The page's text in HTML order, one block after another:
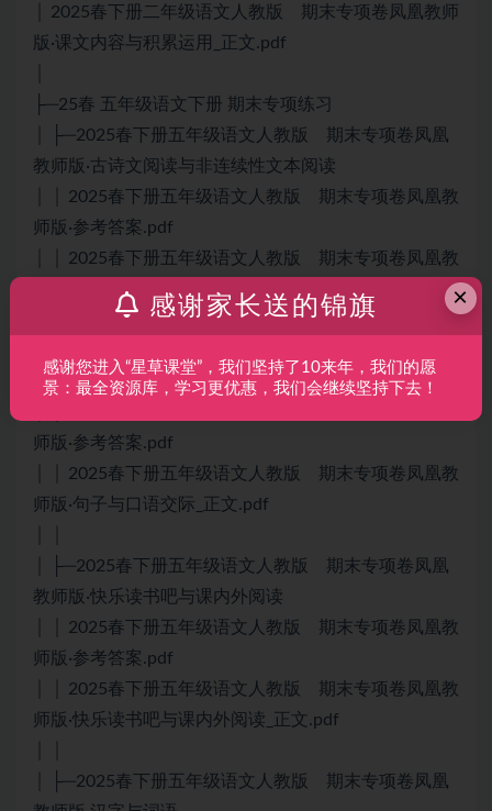
│ 2025春下册二年级语文人教版 期末专项卷凤凰教师
版·课文内容与积累运用_正文.pdf
├─25春 五年级语文下册 期末专项练习
│ ├─2025春下册五年级语文人教版 期末专项卷凤凰
教师版·古诗文阅读与非连续性文本阅读
│ │ 2025春下册五年级语文人教版 期末专项卷凤凰教
师版·参考答案.pdf
│ │ 2025春下册五年级语文人教版 期末专项卷凤凰教
师版·古诗文阅读与非连续性文本阅读_正文.pdf
教师版·句子与口语交际
师版·参考答案.pdf
│ │ 2025春下册五年级语文人教版 期末专项卷凤凰教
师版·句子与口语交际_正文.pdf
│ ├─2025春下册五年级语文人教版 期末专项卷凤凰
教师版·快乐读书吧与课内外阅读
│ │ 2025春下册五年级语文人教版 期末专项卷凤凰教
师版·参考答案.pdf
│ │ 2025春下册五年级语文人教版 期末专项卷凤凰教
师版·快乐读书吧与课内外阅读_正文.pdf
│ ├─2025春下册五年级语文人教版 期末专项卷凤凰
×
感谢家长送的锦旗
感谢您进入“星草课堂”，我们坚持了10来年，我们的愿
景：最全资源库，学习更优惠，我们会继续坚持下去！